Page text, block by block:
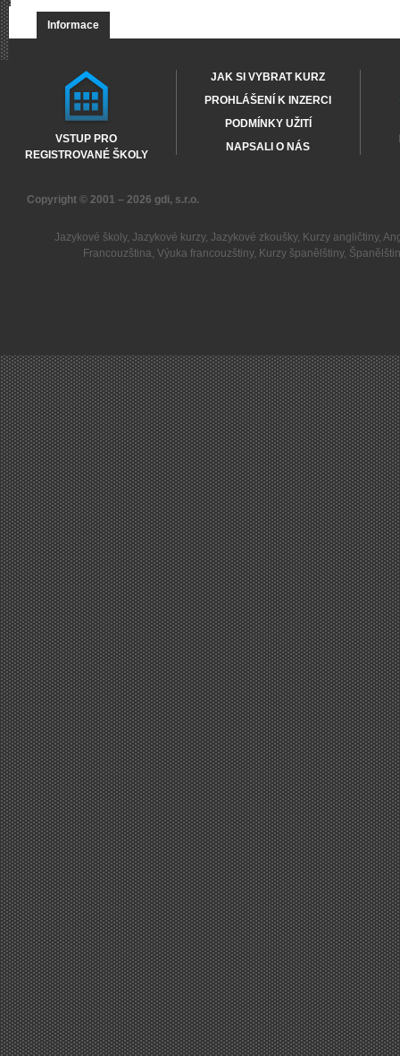
Informace
VSTUP PRO
REGISTROVANÉ ŠKOLY
JAK SI VYBRAT KURZ
PROHLÁŠENÍ K INZERCI
PODMÍNKY UŽITÍ
NAPSALI O NÁS
Copyright © 2001 – 2026 gdi, s.r.o.
Jazykové školy, Jazykové kurzy, Jazykové zkoušky, Kurzy angličtiny,
Francouzština,Výuka francouzštiny, Kurzy španělštiny,